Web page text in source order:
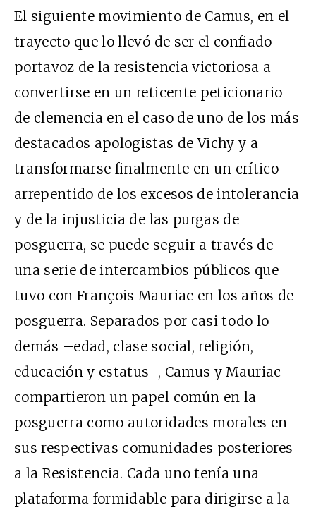
El siguiente movimiento de Camus, en el
trayecto que lo llevó de ser el confiado
portavoz de la resistencia victoriosa a
convertirse en un reticente peticionario
de clemencia en el caso de uno de los más
destacados apologistas de Vichy y a
transformarse finalmente en un crítico
arrepentido de los excesos de intolerancia
y de la injusticia de las purgas de
posguerra, se puede seguir a través de
una serie de intercambios públicos que
tuvo con François Mauriac en los años de
posguerra. Separados por casi todo lo
demás –edad, clase social, religión,
educación y estatus–, Camus y Mauriac
compartieron un papel común en la
posguerra como autoridades morales en
sus respectivas comunidades posteriores
a la Resistencia. Cada uno tenía una
plataforma formidable para dirigirse a la